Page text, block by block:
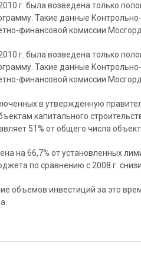
г. была возведена только
Такие данные
финансовой комиссии
г. была возведена только
Такие данные
финансовой комиссии
в утвержденную
капитального
51% от общего числа
на 66,7% от установленных
по сравнению с 2008 г.
объемов инвестиций за это